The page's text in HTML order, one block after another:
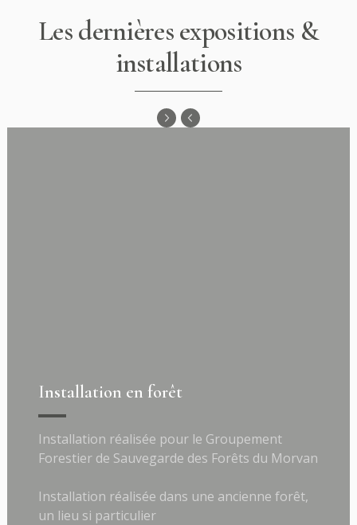
Les dernières expositions &
installations
Installation en forêt
Installation réalisée pour le Groupement
Forestier de Sauvegarde des Forêts du Morvan
Installation réalisée dans une ancienne forêt,
un lieu si particulier